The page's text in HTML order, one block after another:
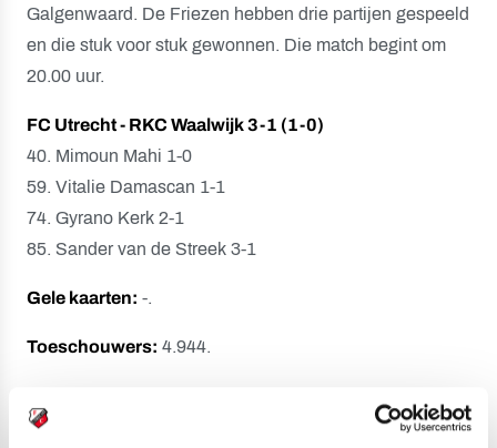
Galgenwaard. De Friezen hebben drie partijen gespeeld
en die stuk voor stuk gewonnen. Die match begint om
20.00 uur.
FC Utrecht - RKC Waalwijk 3-1 (1-0)
40. Mimoun Mahi 1-0
59. Vitalie Damascan 1-1
74. Gyrano Kerk 2-1
85. Sander van de Streek 3-1
Gele kaarten: -.
Toeschouwers: 4.944.